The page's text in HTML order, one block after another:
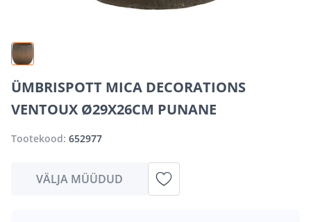
ÜMBRISPOTT MICA DECORATIONS
VENTOUX Ø29X26CM PUNANE
Tootekood: 652977
VÄLJA MÜÜDUD